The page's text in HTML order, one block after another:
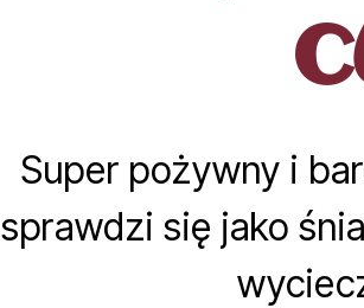
Super pożywny i
sprawdzi się jako